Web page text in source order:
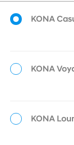
선택
KONA
선택
KONA
선택
KONA